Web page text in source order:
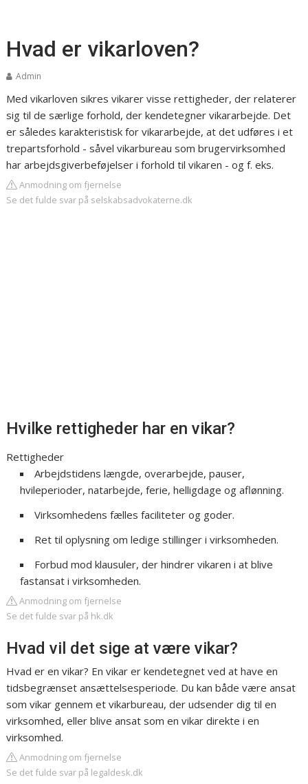
Hvad er vikarloven?
Admin
Med vikarloven sikres vikarer visse rettigheder, der relaterer
sig til de særlige forhold, der kendetegner vikararbejde. Det
er således karakteristisk for vikararbejde, at det udføres i et
trepartsforhold - såvel vikarbureau som brugervirksomhed
har arbejdsgiverbeføjelser i forhold til vikaren - og f. eks.
Anmodning om fjernelse
Se det fulde svar på selskabsadvokaterne.dk
Hvilke rettigheder har en vikar?
Rettigheder
Arbejdstidens længde, overarbejde, pauser,
hvileperioder, natarbejde, ferie, helligdage og aflønning.
Virksomhedens fælles faciliteter og goder.
Ret til oplysning om ledige stillinger i virksomheden.
Forbud mod klausuler, der hindrer vikaren i at blive
fastansat i virksomheden.
Anmodning om fjernelse
Se det fulde svar på hk.dk
Hvad vil det sige at være vikar?
Hvad er en vikar? En vikar er kendetegnet ved at have en
tidsbegrænset ansættelsesperiode. Du kan både være ansat
som vikar gennem et vikarbureau, der udsender dig til en
virksomhed, eller blive ansat som en vikar direkte i en
virksomhed.
Anmodning om fjernelse
Se det fulde svar på legaldesk.dk